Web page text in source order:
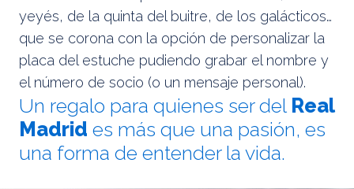
yeyés, de la quinta del buitre, de los galácticos…
que se corona con la opción de personalizar la
placa del estuche pudiendo grabar el nombre y
el número de socio (o un mensaje personal).
Un regalo para quienes ser del Real
Madrid es más que una pasión, es
una forma de entender la vida.